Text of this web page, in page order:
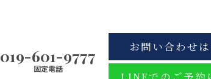
019-601-9777
固定電話
お問い合わせ